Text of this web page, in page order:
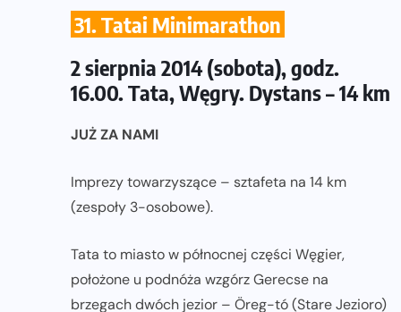
31. Tatai Minimarathon
2 sierpnia 2014 (sobota), godz.
16.00. Tata, Węgry. Dystans – 14 km
JUŻ ZA NAMI
Imprezy towarzyszące – sztafeta na 14 km
(zespoły 3-osobowe).
Tata to miasto w północnej części Węgier,
położone u podnóża wzgórzGerecse na
brzegach dwóch jezior – Öreg-tó (Stare Jezioro)